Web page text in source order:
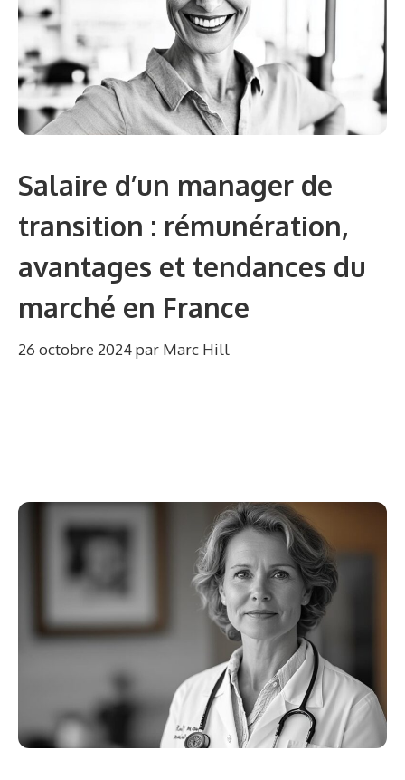
Salaire d’un manager de
transition : rémunération,
avantages et tendances du
marché en France
26 octobre 2024par Marc Hill